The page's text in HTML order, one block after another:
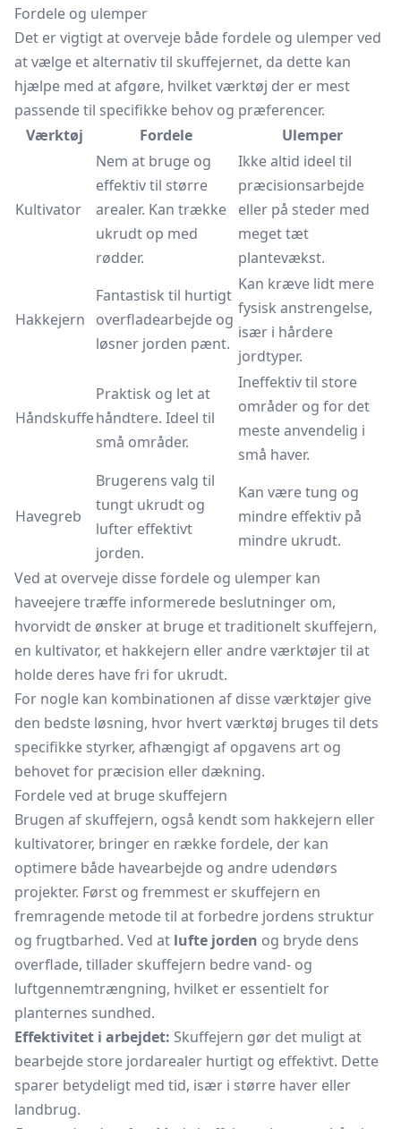
Fordele og ulemper
Det er vigtigt at overveje både fordele og ulemper ved
at vælge et alternativ til skuffejernet, da dette kan
hjælpe med at afgøre, hvilket værktøj der er mest
passende til specifikke behov og præferencer.
Værktøj
Fordele Ulemper
Kultivator
Nem at bruge og
effektiv til større
arealer. Kan trække
ukrudt op med
rødder.
Ikke altid ideel til
præcisionsarbejde
eller på steder med
meget tæt
plantevækst.
Hakkejern
Fantastisk til hurtigt
overfladearbejde og
løsner jorden pænt.
Kan kræve lidt mere
fysisk anstrengelse,
især i hårdere
jordtyper.
Håndskuffe
Praktisk og let at
håndtere. Ideel til
små områder.
Ineffektiv til store
områder og for det
meste anvendelig i
små haver.
Havegreb
Brugerens valg til
tungt ukrudt og
lufter effektivt
jorden.
Kan være tung og
mindre effektiv på
mindre ukrudt.
Ved at overveje disse fordele og ulemper kan
haveejere træffe informerede beslutninger om,
hvorvidt de ønsker at bruge et traditionelt skuffejern,
en kultivator, et hakkejern eller andre værktøjer til at
holde deres have fri for ukrudt.
For nogle kan kombinationen af disse værktøjer give
den bedste løsning, hvor hvert værktøj bruges til dets
specifikke styrker, afhængigt af opgavens art og
behovet for præcision eller dækning.
Fordele ved at bruge skuffejern
Brugen af skuffejern, også kendt som hakkejern eller
kultivatorer, bringer en række fordele, der kan
optimere både havearbejde og andre udendørs
projekter. Først og fremmest er skuffejern en
fremragende metode til at forbedre jordens struktur
og frugtbarhed. Ved at lufte jorden og bryde dens
overflade, tillader skuffejern bedre vand- og
luftgennemtrængning, hvilket er essentielt for
planternes sundhed.
Effektivitet i arbejdet: Skuffejern gør det muligt at
bearbejde store jordarealer hurtigt og effektivt. Dette
sparer betydeligt med tid, især i større haver eller
landbrug.